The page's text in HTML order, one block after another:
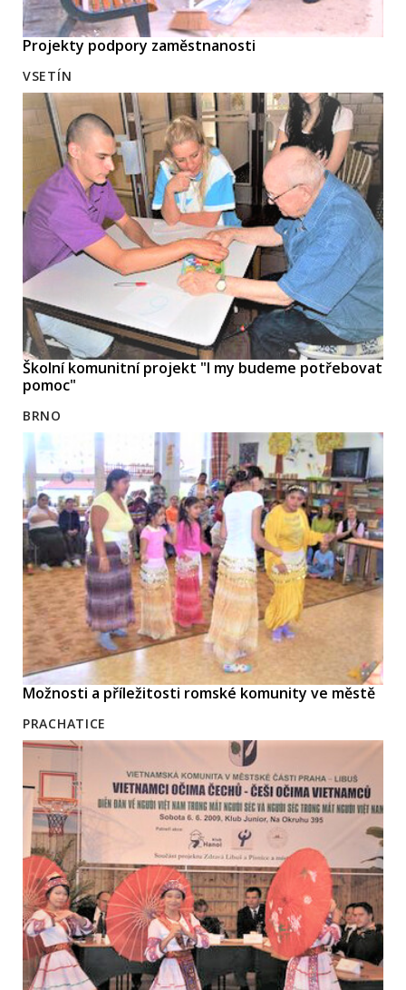
Projekty podpory zaměstnanosti
VSETÍN
Školní komunitní projekt "I my budeme potřebovat
pomoc"
BRNO
Možnosti a příležitosti romské komunity ve městě
PRACHATICE